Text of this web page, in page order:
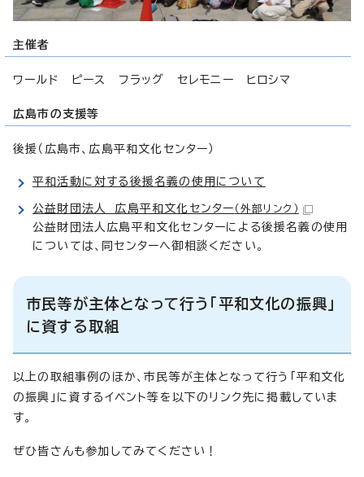
主催者
ワールド ピース フラッグ セレモニー ヒロシマ
広島市の支援等
後援（広島市、広島平和文化センター）
平和活動に対する後援名義の使用について
公益財団法人 広島平和文化センター （外部リンク）
公益財団法人広島平和文化センターによる後援名義の使用
については、同センターへ御相談ください。
市民等が主体となって行う「平和文化の振興」
に資する取組
以上の取組事例のほか、市民等が主体となって行う「平和文化
の振興」に資するイベント等を以下のリンク先に掲載していま
す。
ぜひ皆さんも参加してみてください！